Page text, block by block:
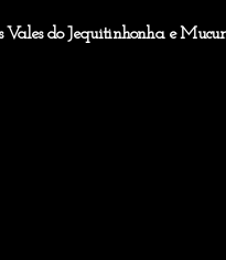
Vales do Jequitinhonha e